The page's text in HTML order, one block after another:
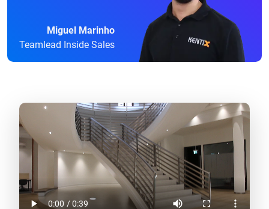
Miguel Marinho
Teamlead Inside Sales